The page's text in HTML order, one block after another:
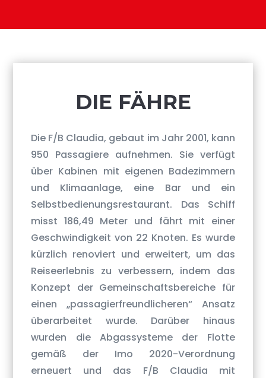
​DIE FÄHRE
Die F/B Claudia, gebaut im Jahr 2001, kann
950 Passagiere aufnehmen. Sie verfügt
über Kabinen mit eigenen Badezimmern
und Klimaanlage, eine Bar und ein
Selbstbedienungsrestaurant. Das Schiff
misst 186,49 Meter und fährt mit einer
Geschwindigkeit von 22 Knoten. Es wurde
kürzlich renoviert und erweitert, um das
Reiseerlebnis zu verbessern, indem das
Konzept der Gemeinschaftsbereiche für
einen „passagierfreundlicheren“ Ansatz
überarbeitet wurde. Darüber hinaus
wurden die Abgassysteme der Flotte
gemäß der Imo 2020-Verordnung
erneuert und das F/B Claudia mit